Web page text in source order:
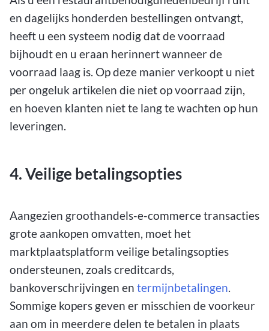
en dagelijks honderden bestellingen ontvangt,
heeft u een systeem nodig dat de voorraad
bijhoudt en u eraan herinnert wanneer de
voorraad laag is. Op deze manier verkoopt u niet
per ongeluk artikelen die niet op voorraad zijn,
en hoeven klanten niet te lang te wachten op hun
leveringen.
4. Veilige betalingsopties
Aangezien groothandels-e-commerce transacties
grote aankopen omvatten, moet het
marktplaatsplatform veilige betalingsopties
ondersteunen, zoals creditcards,
bankoverschrijvingen en termijnbetalingen.
Sommige kopers geven er misschien de voorkeur
aan om in meerdere delen te betalen in plaats